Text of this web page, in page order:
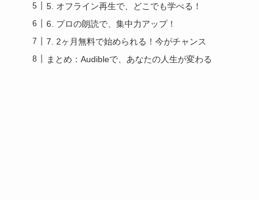
5. オフライン再生で、どこでも学べる！
6. プロの朗読で、集中力アップ！
7. 2ヶ月無料で始められる！今がチャンス
まとめ：Audibleで、あなたの人生が変わる